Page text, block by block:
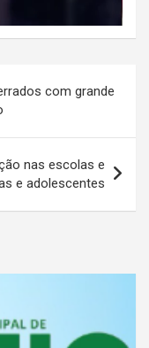
com grande
nas escolas e
e adolescentes